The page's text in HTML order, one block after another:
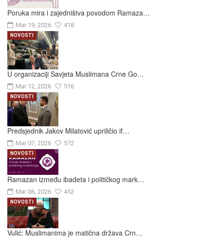
Poruka mira i zajedništva povodom Ramaza…
Mar 19, 2026 418
U organizaciji Savjeta Muslimana Crne Go…
Mar 12, 2026 516
NOVOSTI
Predsjednik Jakov Milatović upriličio if…
Mar 07, 2026 572
NOVOSTI
Ramazan između ibadeta i političkog mark…
Mar 06, 2026 452
NOVOSTI
Vulić: Muslimanima je matična država Crn…
NOVOSTI